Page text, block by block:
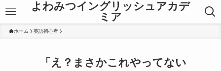
よわみつイングリッシュアカデ
ミア
ホーム 英語初心者
「え？まさかこれやってない